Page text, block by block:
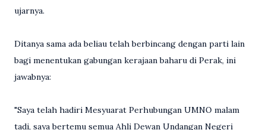
ujarnya.
Ditanya sama ada beliau telah berbincang dengan parti lain
bagi menentukan gabungan kerajaan baharu di Perak, ini
jawabnya:
"Saya telah hadiri Mesyuarat Perhubungan UMNO malam
tadi, saya bertemu semua Ahli Dewan Undangan Negeri